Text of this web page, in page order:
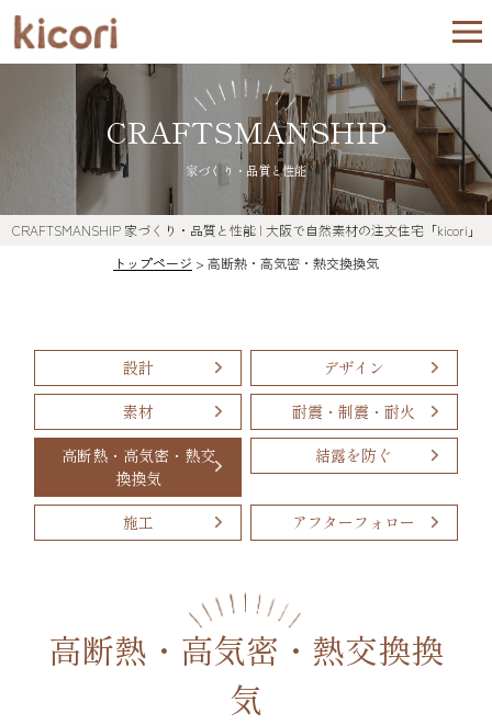
CRAFTSMANSHIP
家づくり・品質と性能
CRAFTSMANSHIP 家づくり・品質と性能| 大阪で自然素材の注文住宅「kicori」
トップページ > 高断熱・高気密・熱交換換気
設計
デザイン
素材
耐震・制震・耐火
高断熱・高気密・熱交
換換気
結露を防ぐ
施工 アフターフォロー
高断熱・高気密・熱交換換
気